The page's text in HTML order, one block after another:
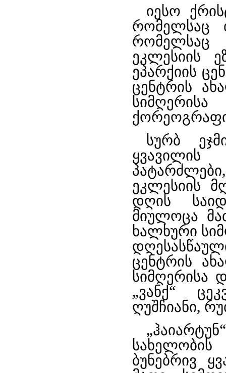
იესო
რომელსაც
რომელსაც
ეკლესიის
ეპარქიის
ცენტრის
სურბ
ყვავილის
ეკლესიის
დღის
მიულოცა
ხალხური
ცენტრის
სიმღერისა
„ვანქ“
ღუშჩიანი,
ბუნებრივ